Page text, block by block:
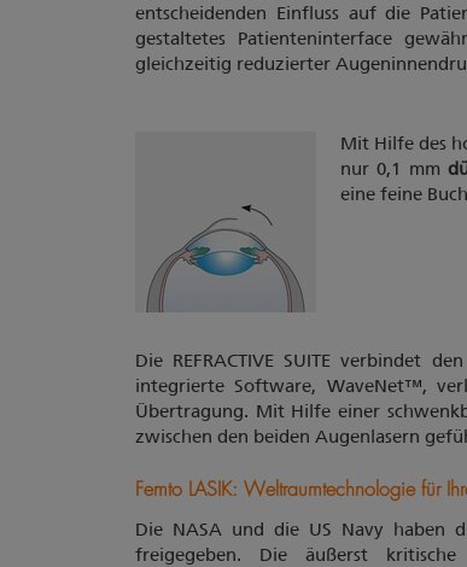
entscheidenden Einfluss auf die
gestaltetes Patienteninterface
gleichzeitig reduzierter
Mit Hilfe des
nur 0,1 mm
eine feine
Die REFRACTIVE SUITE verbindet
integrierte Software, WaveNet™,
Übertragung. Mit Hilfe einer
zwischen den beiden Augenlasern
Femto LASIK: Weltraumtechnologie für
Die NASA und die US Navy haben
freigegeben. Die äußerst